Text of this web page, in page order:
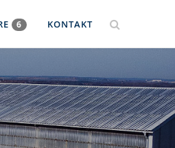
6 KONTAKT